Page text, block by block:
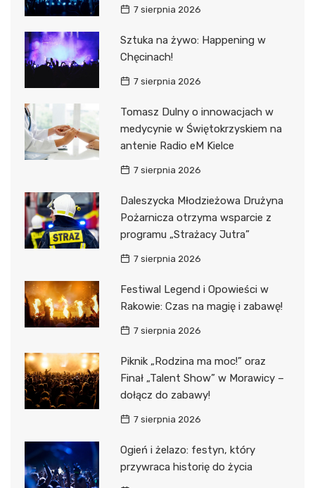
7 sierpnia 2026
Sztuka na żywo: Happening w
Chęcinach!
7 sierpnia 2026
Tomasz Dulny o innowacjach w
medycynie w Świętokrzyskiem na
antenie Radio eM Kielce
7 sierpnia 2026
Daleszycka Młodzieżowa Drużyna
Pożarnicza otrzyma wsparcie z
programu „Strażacy Jutra”
7 sierpnia 2026
Festiwal Legend i Opowieści w
Rakowie: Czas na magię i zabawę!
7 sierpnia 2026
Piknik „Rodzina ma moc!” oraz
Finał „Talent Show” w Morawicy –
dołącz do zabawy!
7 sierpnia 2026
Ogień i żelazo: festyn, który
przywraca historię do życia